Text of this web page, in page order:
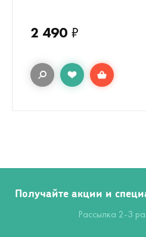
2 490 ₽
Получайте акции и
Рассылка 2-3